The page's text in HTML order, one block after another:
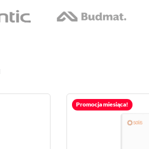
Promocja miesiąca!